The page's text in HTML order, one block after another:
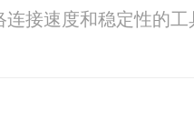
接速度和稳定性的